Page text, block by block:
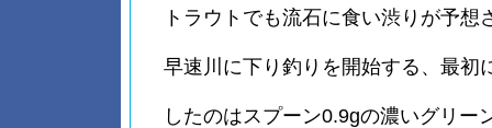
トラウトでも流石に食い渋りが予想
早速川に下り釣りを開始する、最初
したのはスプーン0.9gの濃いグリー